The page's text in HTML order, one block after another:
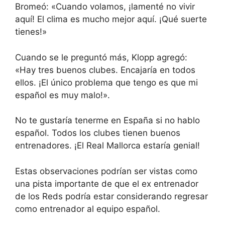
Bromeó: «Cuando volamos, ¡lamenté no vivir
aquí! El clima es mucho mejor aquí. ¡Qué suerte
tienes!»
Cuando se le preguntó más, Klopp agregó:
«Hay tres buenos clubes. Encajaría en todos
ellos. ¡El único problema que tengo es que mi
español es muy malo!».
No te gustaría tenerme en España si no hablo
español. Todos los clubes tienen buenos
entrenadores. ¡El Real Mallorca estaría genial!
Estas observaciones podrían ser vistas como
una pista importante de que el ex entrenador
de los Reds podría estar considerando regresar
como entrenador al equipo español.